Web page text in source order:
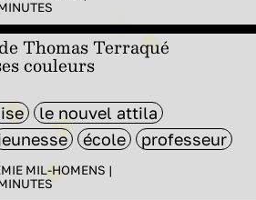
de Thomas Terraqué
couleurs
le nouvel attila
école professeur
MIL-HOMENS |